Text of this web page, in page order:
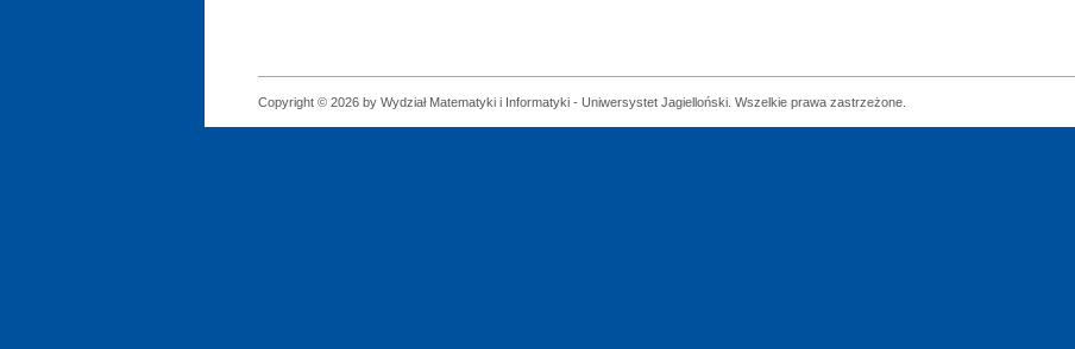
Copyright © 2026 by Wydział Matematyki i Informatyki - Uniwersystet Jagielloński. Wszelkie prawa zastrzeżone.